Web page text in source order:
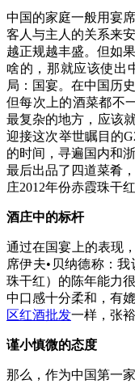
中国的家庭一般用宴
客人与主人的关系来
越正规越丰盛。但如
啥的，那就应该使出
局：国宴。在中国历
但每次上的酒菜都不
最复杂的地方，应该
迎接这次举世瞩目的
的时间，寻遍国内和
最后出品了四道菜肴
庄2012年份赤霞珠干
酒庄中的标杆
通过在国宴上的表现
席伊夫•贝纳德称：
珠干红）的陈年能力
中口感十分柔和，有
区红酒批发一样，张
谨小慎微的态度
那么，作为中国第一